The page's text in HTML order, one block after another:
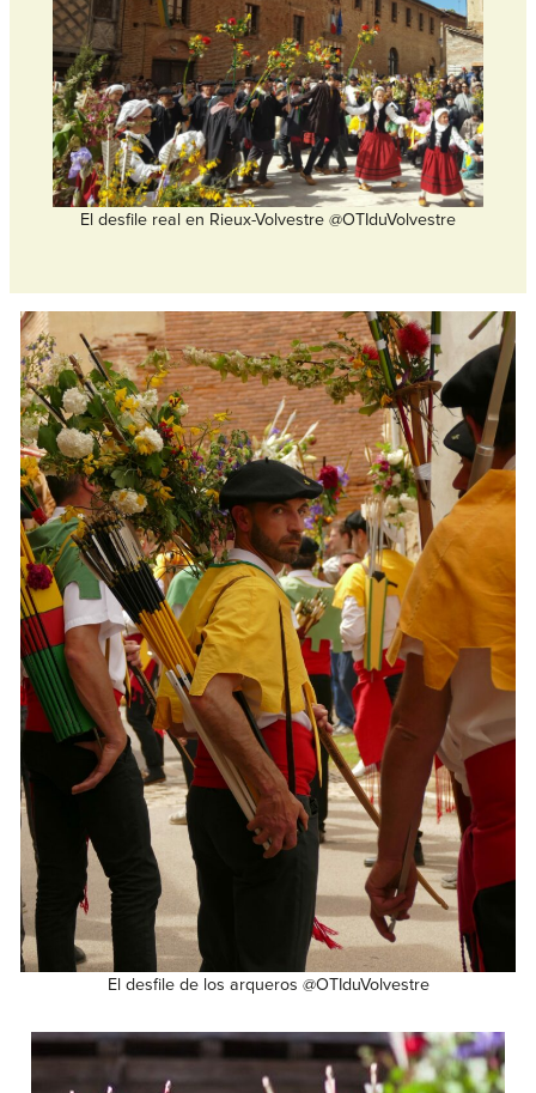
El desfile real en Rieux-Volvestre @OTIduVolvestre
El desfile de los arqueros @OTIduVolvestre